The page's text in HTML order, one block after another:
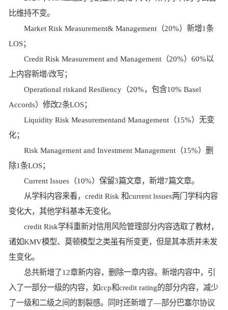
比维持不变。
Market Risk Measurement& Management（20%）新增1条
LOS；
Credit Risk Measurement and Management（20%）60%以
上内容新增/改写；
Operational riskand Resiliency（20%，包含10% Basel
Accords）修改2条LOS；
Liquidity Risk Measurementand Management（15%）无变
化；
Risk Management and Investment Management（15%）删
除1条LOS；
Current Issues（10%）保留3篇文章，新增7篇文章。
从学科内容来看，credit Risk 和current lssues两门学科内容
变化大，其他学科基本无变化。
credit Risk学科重新对信用风险管理部分内容选取了教材，
诸如KMV模型、莫顿模型之类虽有所变更，但是其本质并未发
生变化。
总共新增了12章新内容，删除一章内容。新增内容中，引
入了一部分一级的内容，如ccp和credit rating的部分内容，减少
了一级和二级之间的割裂感。同时还新增了—部分巴塞尔协议